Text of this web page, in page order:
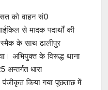
को वाहन सं0
से मादक पदार्थों की
के साथ ढालीपुर
अभियुक्त के विरूद्ध थाना
धारा
किया गया पूछताछ में